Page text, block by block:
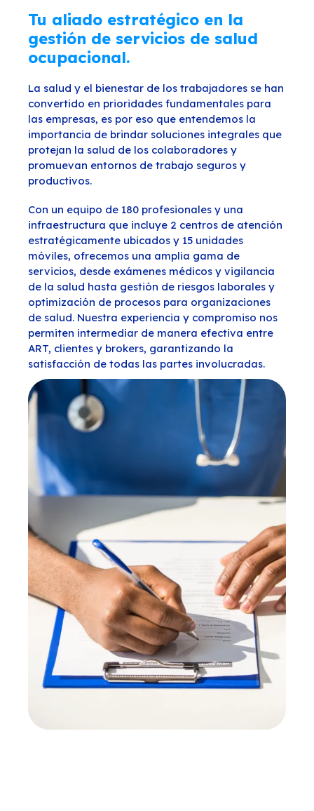
Tu aliado estratégico en la
gestión de servicios de salud
ocupacional.
La salud y el bienestar de los trabajadores se han
convertido en prioridades fundamentales para
las empresas, es por eso que entendemos la
importancia de brindar soluciones integrales que
protejan la salud de los colaboradores y
promuevan entornos de trabajo seguros y
productivos.
Con un equipo de 180 profesionales y una
infraestructura que incluye 2 centros de atención
estratégicamente ubicados y 15 unidades
móviles, ofrecemos una amplia gama de
servicios, desde exámenes médicos y vigilancia
de la salud hasta gestión de riesgos laborales y
optimización de procesos para organizaciones
de salud. Nuestra experiencia y compromiso nos
permiten intermediar de manera efectiva entre
ART, clientes y brokers, garantizando la
satisfacción de todas las partes involucradas.